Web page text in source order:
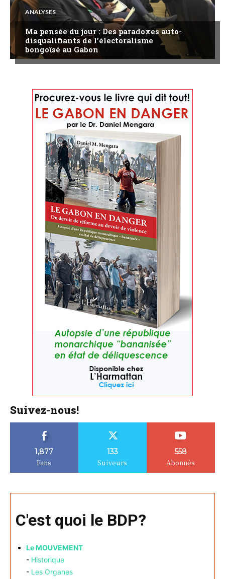
ANALYSES
Ma pensée du jour : Des paradoxes auto-
disqualifiants de l’électoralisme
bongoïsé au Gabon
Suivez-nous!
1,877
Fans
133
Suiveurs
558
Abonnés
C'est quoi le BDP?
Le MOUVEMENT
- Historique
- Les Organes